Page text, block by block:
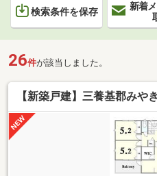
検索条件を保存
新着
26件が該当しました。
【新築戸建】三養基郡み